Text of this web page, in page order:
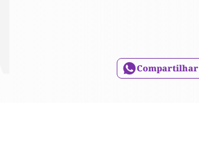
Compartilhar